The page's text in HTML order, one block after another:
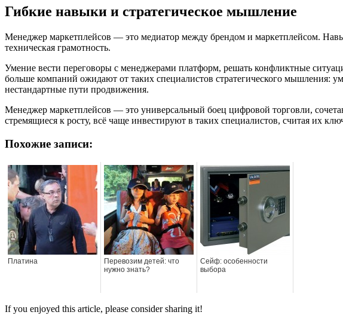
Гибкие навыки и стратегическое мышление
Менеджер маркетплейсов — это медиатор между брендом и маркетплейсом.
техническая грамотность.
Умение вести переговоры с менеджерами платформ, решать конфликтные
больше компаний ожидают от таких специалистов стратегического мышления:
нестандартные пути продвижения.
Менеджер маркетплейсов — это универсальный боец цифровой торговли,
стремящиеся к росту, всё чаще инвестируют в таких специалистов, считая их
Похожие записи:
Платина
Перевозим детей: что
нужно знать?
Сейф: особенности
выбора
If you enjoyed this article, please consider sharing it!